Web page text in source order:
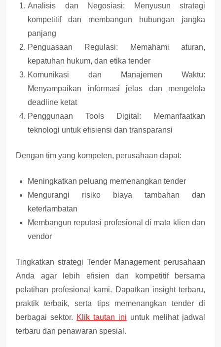
Analisis dan Negosiasi: Menyusun strategi
kompetitif dan membangun hubungan jangka
panjang
Penguasaan Regulasi: Memahami aturan,
kepatuhan hukum, dan etika tender
Komunikasi dan Manajemen Waktu:
Menyampaikan informasi jelas dan mengelola
deadline ketat
Penggunaan Tools Digital : Memanfaatkan
teknologi untuk efisiensi dan transparansi
Dengan tim yang kompeten, perusahaan dapat:
Meningkatkan peluang memenangkan tender
Mengurangi risiko biaya tambahan dan
keterlambatan
Membangun reputasi profesional di mata klien dan
vendor
Tingkatkan strategi Tender Management perusahaan
Anda agar lebih efisien dan kompetitif bersama
pelatihan profesional kami. Dapatkan insight terbaru,
praktik terbaik, serta tips memenangkan tender di
berbagai sektor. Klik tautan ini untuk melihat jadwal
terbaru dan penawaran spesial.